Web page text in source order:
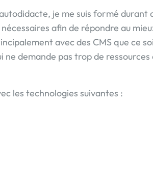
je me suis formé durant
afin de répondre au
avec des CMS que ce
ne demande pas trop de
les technologies suivantes :